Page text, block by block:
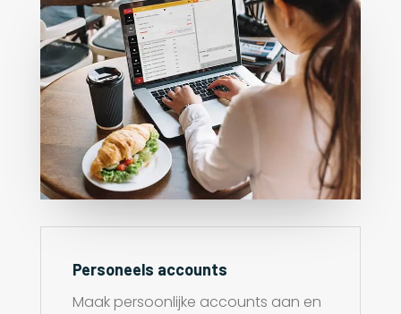
Personeels accounts
Maak persoonlijke accounts aan en